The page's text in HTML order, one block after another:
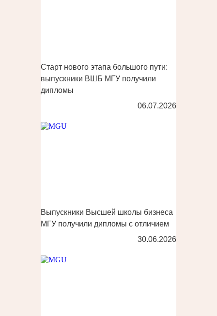
Старт нового этапа большого пути:
выпускники ВШБ МГУ получили
дипломы
06.07.2026
Выпускники Высшей школы бизнеса
МГУ получили дипломы с отличием
30.06.2026